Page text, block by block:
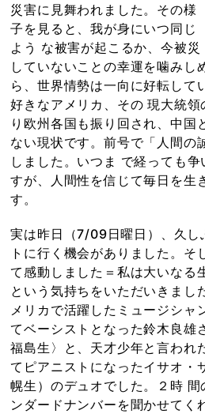
災害に見舞われました。その様
子を見ると、我が身にいつ同じ
よう な被害が起こるか、今被災
していないことの幸運を噛みし
ら、世界情勢は一向に好転して
好きなアメリカ、その 現大統領
り欧州各国も振り回され、中国
ない現状です。前号で「人間の
しました。いつま で経っても
すが、人間性を信じて毎日を生
す。
実は昨日（7/09日曜日）、久し
トに行く機会がありました。そ
て感動しました＝私は大いなる
という気持ちをいただいきまし
メリカで活躍したミュージシャ
てベーシストとなった鈴木良雄
福島生〉と、天才少年と言われ
てピアニストになったイサオ・
幌生）のデュオでした。２時
ンダードナンバーを聞かせてく